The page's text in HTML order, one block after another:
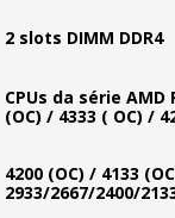
2 slots DIMM DDR4
CPUs da série AMD
(OC) / 4333 ( OC) /
4200 (OC) / 4133
2933/2667/2400/